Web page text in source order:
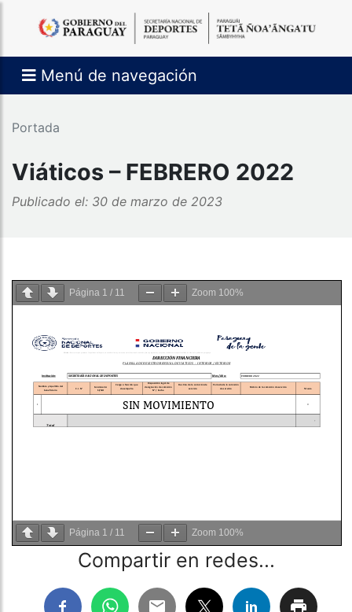
Menú de navegación
Portada
Viáticos – FEBRERO 2022
Publicado el: 30 de marzo de 2023
Página 1 / 11 Zoom 100%
Página 1 / 11 Zoom 100%
Compartir en redes...